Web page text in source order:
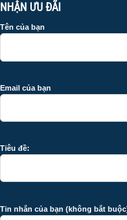
NHẬN ƯU ĐÃI
Tên của bạn
Email của bạn
Tiêu đề:
Tin nhắn của bạn (không bắt